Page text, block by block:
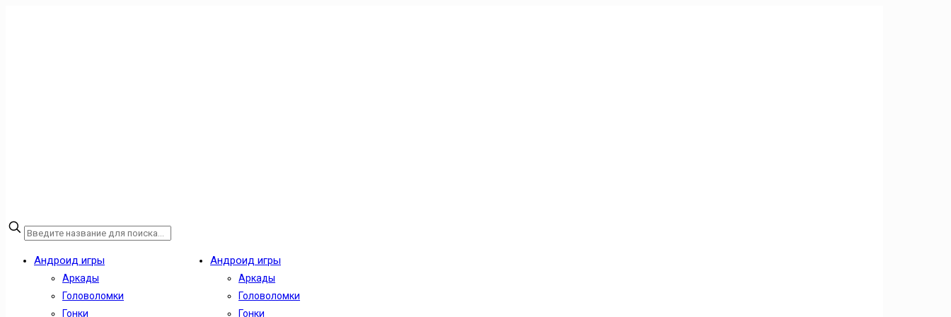
Андроид игры
Аркады
Головоломки
Гонки
Андроид игры
Аркады
Головоломки
Гонки